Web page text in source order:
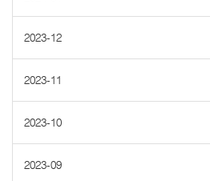
2023-12
2023-11
2023-10
2023-09